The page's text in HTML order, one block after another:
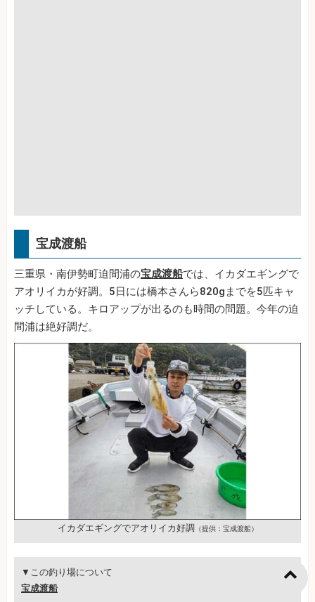
宝成渡船
三重県・南伊勢町迫間浦の宝成渡船では、イカダエギングで
アオリイカが好調。5日には橋本さんら820gまでを5匹キャ
ッチしている。キロアップが出るのも時間の問題。今年の迫
間浦は絶好調だ。
イカダエギングでアオリイカ好調 （提供：宝成渡船）
▼この釣り場について
宝成渡船